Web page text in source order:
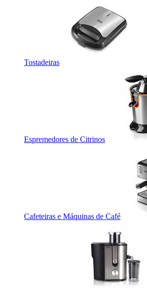
Tostadeiras
Espremedores de Citrinos
Cafeteiras e Máquinas de Café